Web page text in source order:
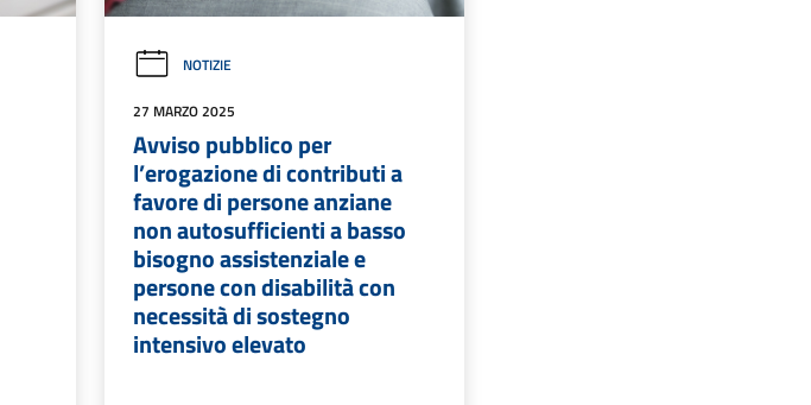
NOTIZIE
27 MARZO 2025
Avviso pubblico per
l’erogazione di contributi a
favore di persone anziane
non autosufficienti a basso
bisogno assistenziale e
persone con disabilità con
necessità di sostegno
intensivo elevato